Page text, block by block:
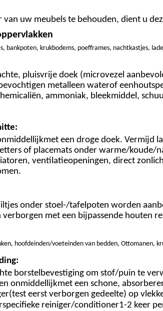
van uw meubels te behouden, dient u
bankpoten, krukbodems, poefframes, nachtkastjes,
pluisvrije doek (microvezel
metalleen waterof een
ammoniak, bleekmiddel,
met een droge doek. Vermijd
of placemats onder warme/koude/
ventilatieopeningen, direct
onder stoel-/tafelpoten worden
verborgen met een bijpassende houten
hoofdeinden/voeteinden van bedden, Ottomanen,
borstelbevestiging om stof/puin te
onmiddellijkmet een schone,
(test eerst verborgen gedeelte) op
reiniger/conditioner1-2 keer